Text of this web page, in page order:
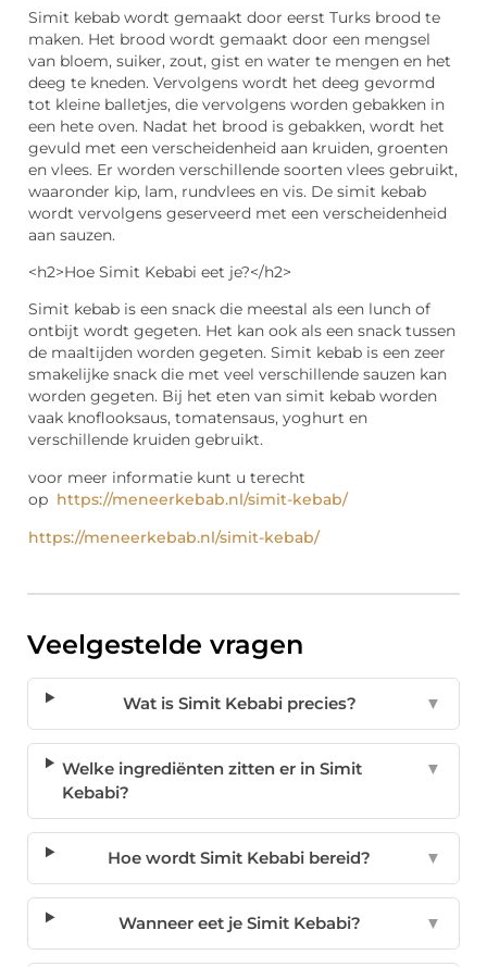
Simit kebab wordt gemaakt door eerst Turks brood te
maken. Het brood wordt gemaakt door een mengsel
van bloem, suiker, zout, gist en water te mengen en het
deeg te kneden. Vervolgens wordt het deeg gevormd
tot kleine balletjes, die vervolgens worden gebakken in
een hete oven. Nadat het brood is gebakken, wordt het
gevuld met een verscheidenheid aan kruiden, groenten
en vlees. Er worden verschillende soorten vlees gebruikt,
waaronder kip, lam, rundvlees en vis. De simit kebab
wordt vervolgens geserveerd met een verscheidenheid
aan sauzen.
<h2>Hoe Simit Kebabi eet je?</h2>
Simit kebab is een snack die meestal als een lunch of
ontbijt wordt gegeten. Het kan ook als een snack tussen
de maaltijden worden gegeten. Simit kebab is een zeer
smakelijke snack die met veel verschillende sauzen kan
worden gegeten. Bij het eten van simit kebab worden
vaak knoflooksaus, tomatensaus, yoghurt en
verschillende kruiden gebruikt.
voor meer informatie kunt u terecht
op https://meneerkebab.nl/simit-kebab/
https://meneerkebab.nl/simit-kebab/
Veelgestelde vragen
Wat is Simit Kebabi precies? ▼
Welke ingrediënten zitten er in Simit
Kebabi?
▼
Hoe wordt Simit Kebabi bereid? ▼
Wanneer eet je Simit Kebabi? ▼